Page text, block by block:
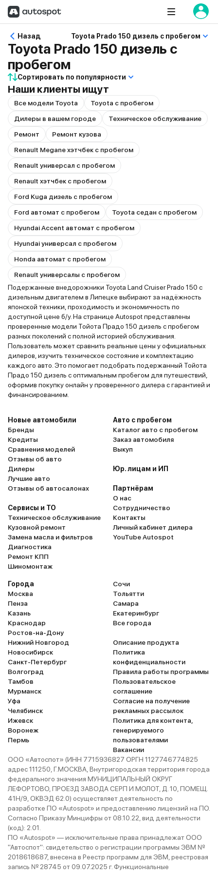
Назад Toyota Prado 150 дизель с пробегом
Toyota Prado 150 дизель с
пробегом
Сортировать по популярности
Наши клиенты ищут
Все модели Toyota
Toyota с пробегом
Дилеры в вашем городе
Техническое обслуживание
Ремонт
Ремонт кузова
Renault Megane хэтчбек с пробегом
Renault универсал с пробегом
Renault хэтчбек с пробегом
Ford Kuga дизель с пробегом
Ford автомат с пробегом
Toyota седан с пробегом
Hyundai Accent автомат с пробегом
Hyundai универсал с пробегом
Honda автомат с пробегом
Renault универсалы с пробегом
Подержанные внедорожники Toyota Land Cruiser Prado 150 с
дизельным двигателем в Липецке выбирают за надёжность
японской техники, проходимость и экономичность по
доступной цене б/у. На странице Autospot представлены
проверенные модели Тойота Прадо 150 дизель с пробегом
разных поколений с полной историей обслуживания.
Пользователь может сравнить реальные цены у официальных
дилеров, изучить техническое состояние и комплектацию
каждого авто. Это помогает подобрать подержанный Тойота
Прадо 150 дизель с оптимальным пробегом для путешествий,
оформив покупку онлайн у проверенного дилера с гарантией и
финансированием.
Новые автомобили
Бренды
Кредиты
Сравнения моделей
Отзывы об авто
Дилеры
Лучшие авто
Отзывы об автосалонах
Сервисы и ТО
Техническое обслуживание
Кузовной ремонт
Замена масла и фильтров
Диагностика
Ремонт КПП
Шиномонтаж
Авто с пробегом
Каталог авто с пробегом
Заказ автомобиля
Выкуп
Юр. лицам и ИП
Партнёрам
О нас
Сотрудничество
Контакты
Личный кабинет дилера
YouTube Autospot
Города
Москва
Пенза
Казань
Краснодар
Ростов-на-Дону
Нижний Новгород
Новосибирск
Санкт-Петербург
Волгоград
Тамбов
Мурманск
Уфа
Челябинск
Ижевск
Воронеж
Пермь
Сочи
Тольятти
Самара
Екатеринбург
Все города
Описание продукта
Политика
конфиденциальности
Правила работы программы
Пользовательское
соглашение
Согласие на получение
рекламных рассылок
Политика для контента,
генерируемого
пользователями
Вакансии
ООО «Автоспот» (ИНН 7715936827 ОРГН 1127746774825
адрес 111250, Г.МОСКВА, Внутригородская территория города
федерального значения МУНИЦИПАЛЬНЫЙ ОКРУГ
ЛЕФОРТОВО, ПРОЕЗД ЗАВОДА СЕРП И МОЛОТ, Д. 10, ПОМЕЩ.
41Н/9, ОКВЭД 62.0) осуществляет деятельность по
разработке ПО «Autospot» и предоставлению лицензий на ПО.
Согласно Приказу Минцифры от 08.10.22, вид деятельности
(код): 2.01.
ПО «Autospot» — исключительные права принадлежат ООО
"Автоспот": свидетельство о регистрации программы ЭВМ №
2018618687, внесена в Реестр программ для ЭВМ, реестровая
запись № 28745 от 09.07.2025 г. Функциональные